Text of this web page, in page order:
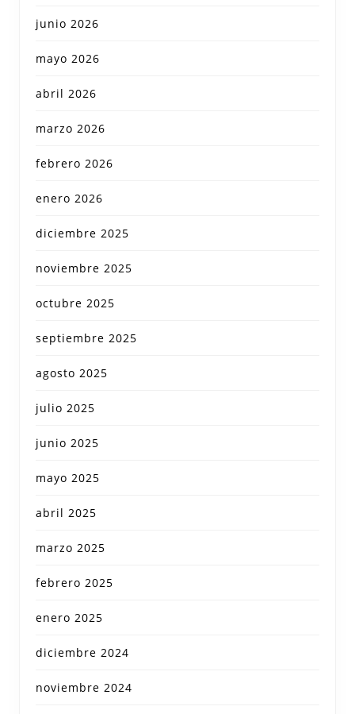
junio 2026
mayo 2026
abril 2026
marzo 2026
febrero 2026
enero 2026
diciembre 2025
noviembre 2025
octubre 2025
septiembre 2025
agosto 2025
julio 2025
junio 2025
mayo 2025
abril 2025
marzo 2025
febrero 2025
enero 2025
diciembre 2024
noviembre 2024